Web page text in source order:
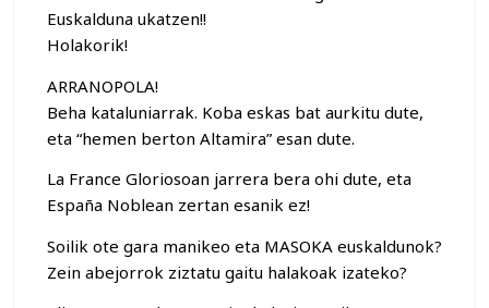
Euskalduna ukatzen!!
Holakorik!
ARRANOPOLA!
Beha kataluniarrak. Koba eskas bat aurkitu dute,
eta “hemen berton Altamira” esan dute.
La France Gloriosoan jarrera bera ohi dute, eta
España Noblean zertan esanik ez!
Soilik ote gara manikeo eta MASOKA euskaldunok?
Zein abejorrok ziztatu gaitu halakoak izateko?